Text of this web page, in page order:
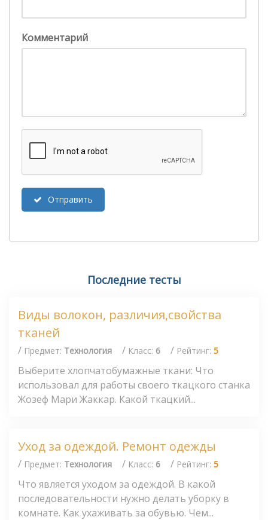
Комментарий
Отправить
Последние тесты
Виды волокон, различия,свойства
тканей
/ Предмет: Технология / Класс: 6 / Рейтинг: 5
Выберите хлопчатобумажные ткани: Что
использовал для работы своего ткацкого станка
Жозеф Мари Жаккар. Какой ткацкий...
Уход за одеждой. Ремонт одежды
/ Предмет: Технология / Класс: 6 / Рейтинг: 5
Что является уходом за одеждой. В какой
последовательности нужно делать уборку в
комнате. Как ухаживать за обувью. Чем...